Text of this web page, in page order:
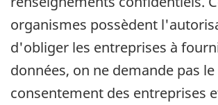
organismes possèdent
d'obliger les entreprises à
données, on ne demande pas le
consentement des entreprises